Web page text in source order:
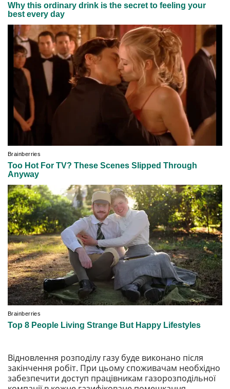
Відновлення розподілу газу буде виконано після
закінчення робіт. При цьому споживачам необхідно
забезпечити доступ працівникам газорозподільної